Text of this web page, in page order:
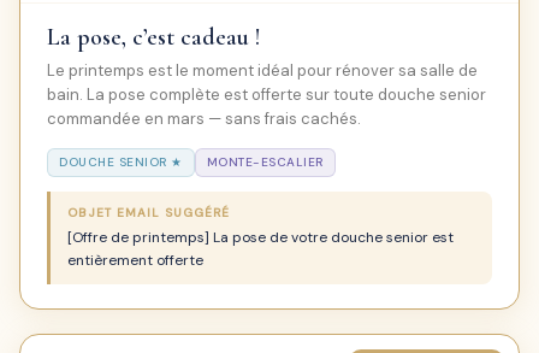
La pose, c’est cadeau !
Le printemps est le moment idéal pour rénover sa salle de
bain. La pose complète est offerte sur toute douche senior
commandée en mars — sans frais cachés.
DOUCHE SENIOR ★ MONTE-ESCALIER
OBJET EMAIL SUGGÉRÉ
[Offre de printemps] La pose de votre douche senior est
entièrement offerte